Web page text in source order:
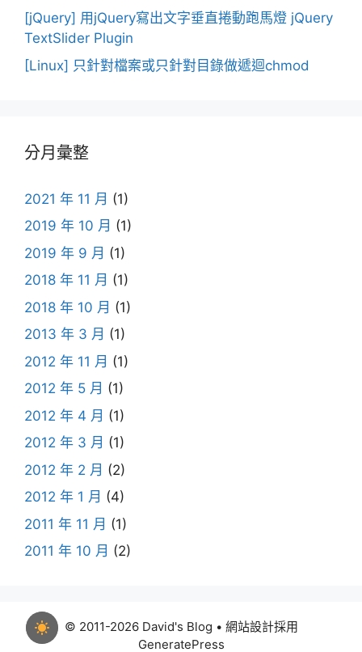
[jQuery] 用jQuery寫出文字垂直捲動跑馬燈 jQuery
TextSlider Plugin
[Linux] 只針對檔案或只針對目錄做遞迴chmod
分月彙整
2021 年 11 月 (1)
2019 年 10 月 (1)
2019 年 9 月 (1)
2018 年 11 月 (1)
2018 年 10 月 (1)
2013 年 3 月 (1)
2012 年 11 月 (1)
2012 年 5 月 (1)
2012 年 4 月 (1)
2012 年 3 月 (1)
2012 年 2 月 (2)
2012 年 1 月 (4)
2011 年 11 月 (1)
2011 年 10 月 (2)
© 2011-2026 David's Blog • 網站設計採用
GeneratePress